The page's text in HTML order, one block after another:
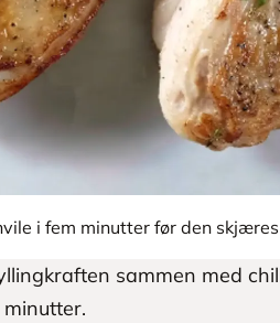
i fem minutter før den
sammen med